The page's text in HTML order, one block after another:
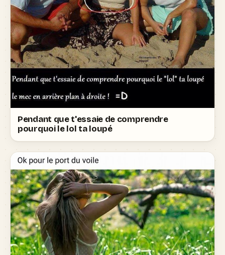
Pendant que t'essaie de comprendre
pourquoi le lol ta loupé